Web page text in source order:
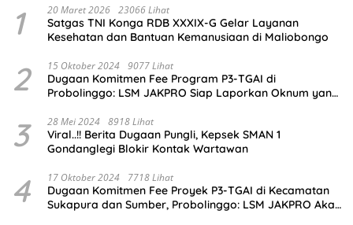
1 20 Maret 2026 23066 Lihat
Satgas TNI Konga RDB XXXIX-G Gelar Layanan
Kesehatan dan Bantuan Kemanusiaan di Maliobongo
2 15 Oktober 2024 9077 Lihat
Dugaan Komitmen Fee Program P3-TGAI di
Probolinggo: LSM JAKPRO Siap Laporkan Oknum yang
3 28 Mei 2024 8918 Lihat
Viral..!! Berita Dugaan Pungli, Kepsek SMAN 1
Gondanglegi Blokir Kontak Wartawan
4 17 Oktober 2024 7718 Lihat
Dugaan Komitmen Fee Proyek P3-TGAI di Kecamatan
Sukapura dan Sumber, Probolinggo: LSM JAKPRO Akan